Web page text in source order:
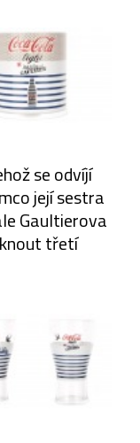
se odvíjí
její sestra
Gaultierova
třetí